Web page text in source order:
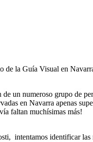
de la Guía Visual en
un numeroso grupo de
en Navarra apenas
faltan muchísimas más!
intentamos identificar